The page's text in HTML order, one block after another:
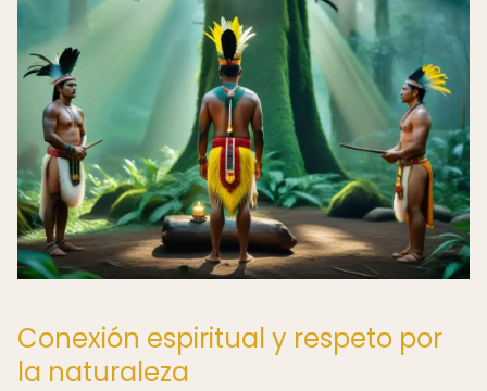
Conexión espiritual y respeto por
la naturaleza